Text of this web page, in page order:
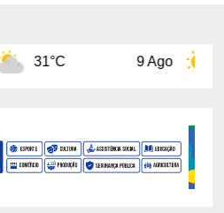
9 Ago 31°C